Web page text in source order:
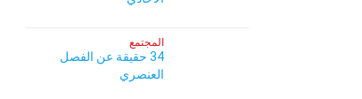
المجتمع
34 حقيقة عن الفصل
العنصري